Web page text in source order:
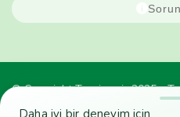
Daha iyi bir deneyim için
© Copyright Tavsiyemiz 2025 -